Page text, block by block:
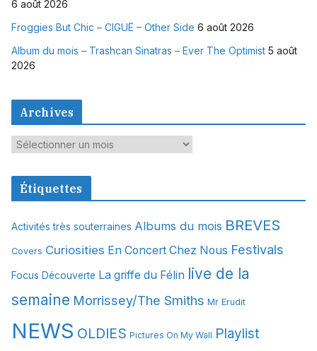
6 août 2026
Froggies But Chic – CIGUË – Other Side 6 août 2026
Album du mois – Trashcan Sinatras – Ever The Optimist 5 août
2026
Archives
A
c
v
e
Étiquettes
Activités très souterraines Albums du mois BREVES
Covers Curiosities En Concert Chez Nous Festivals
Focus Découverte La griffe du Félin live de la
semaine Morrissey/The Smiths Mr Erudit
NEWS OLDIES Pictures On My Wall Playlist